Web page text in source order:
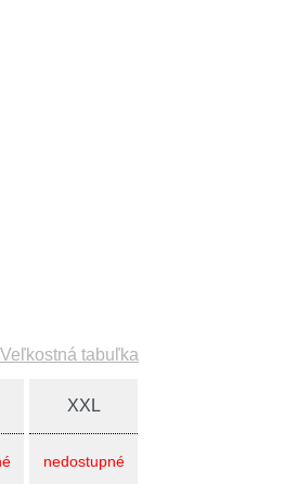
Veľkostná tabuľka
XXL
nedostupné